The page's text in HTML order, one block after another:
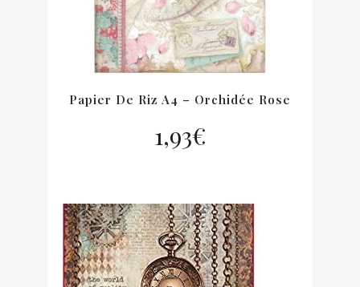
Papier De Riz A4 – Orchidée Rose
1,93€